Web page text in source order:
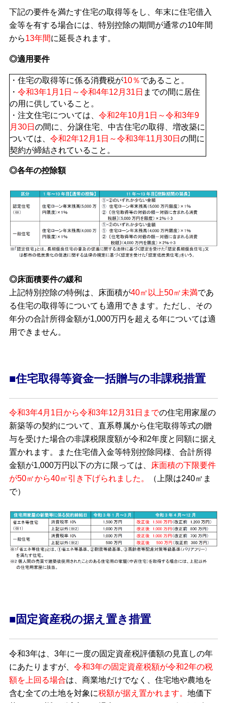
下記の要件を満たす住宅の取得等をし、年末に住宅借入
金等を有する場合には、特別控除の期間が通常の10年間
から13年間に延長されます。
◎適用要件
・住宅の取得等に係る消費税が10％であること。
・ 令和3年1月1日～令和4年12月31日 までの間に居住
の用に供していること。
・注文住宅については、 令和2年10月1日～令和3年9
月30日 の間に、分譲住宅、中古住宅の取得、増改築に
ついては、 令和2年12月1日～令和3年11月30日 の間に
契約が締結されていること。
◎各年の控除額
◎床面積要件の緩和
上記特別控除の特例は、床面積が40㎡以上50㎡未満であ
る住宅の取得等についても適用できます。ただし、その
年分の合計所得金額が1,000万円を超える年については適
用できません。
■住宅取得等資金一括贈与の非課税措置
令和3年4月1日から令和3年12月31日までの住宅用家屋の
新築等の契約について、直系尊属から住宅取得等式の贈
与を受けた場合の非課税限度額が令和2年度と同額に据え
置かれます。また住宅借入金等特別控除同様、合計所得
金額が1,000万円以下の方に限っては、 床面積の下限要件
が50㎡から40㎡引き下げられました。
（上限は240㎡ま
で）
■固定資産税の据え置き措置
令和3年は、3年に一度の固定資産税評価額の見直しの年
にあたりますが、 令和3年の固定資産税額が令和2年の税
額を上回る場合は 、商業地だけでなく、住宅地や農地を
含む全ての土地を対象に税額が据え置かれます。 地価下